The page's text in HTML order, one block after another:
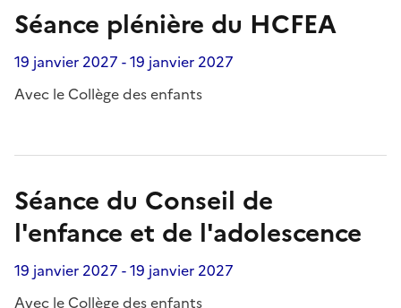
Séance plénière du HCFEA
19 janvier 2027 -19 janvier 2027
Avec le Collège des enfants
Séance du Conseil de
l'enfance et de l'adolescence
19 janvier 2027 -19 janvier 2027
Avec le Collège des enfants